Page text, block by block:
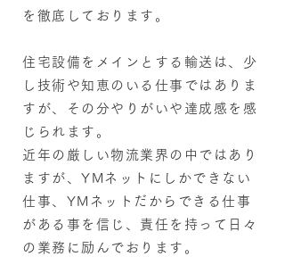
を徹底しております。
住宅設備をメインとする輸送は、少
し技術や知恵のいる仕事ではありま
すが、その分やりがいや達成感を感
じられます。
近年の厳しい物流業界の中ではあり
ますが、YMネットにしかできない
仕事、YMネットだからできる仕事
がある事を信じ、責任を持って日々
の業務に励んでおります。